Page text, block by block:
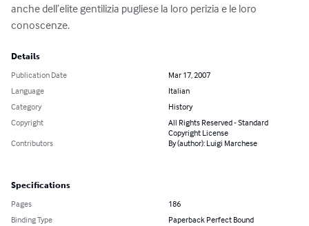
anche dell’elite gentilizia pugliese la loro perizia e le loro
conoscenze.
Details
Publication Date
Mar 17, 2007
Language
Italian
Category
History
Copyright
All Rights Reserved - Standard
Copyright License
Contributors
By (author): Luigi Marchese
Specifications
Pages
186
Binding Type
Paperback Perfect Bound